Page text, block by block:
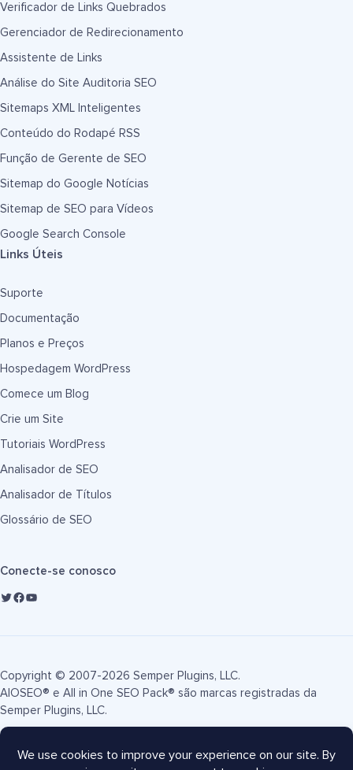
Verificador de Links Quebrados
Gerenciador de Redirecionamento
Assistente de Links
Análise do Site Auditoria SEO
Sitemaps XML Inteligentes
Conteúdo do Rodapé RSS
Função de Gerente de SEO
Sitemap do Google Notícias
Sitemap de SEO para Vídeos
Google Search Console
Links Úteis
Suporte
Documentação
Planos e Preços
Hospedagem WordPress
Comece um Blog
Crie um Site
Tutoriais WordPress
Analisador de SEO
Analisador de Títulos
Glossário de SEO
Conecte-se conosco
Copyright © 2007-2026 Semper Plugins, LLC.
AIOSEO® e All in One SEO Pack® são marcas registradas da
Semper Plugins, LLC.
Termos de Serviço Política de Privacidade
Divulgação FTC